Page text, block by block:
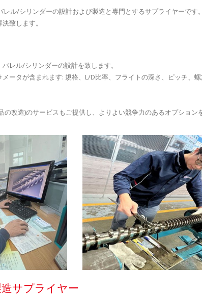
ル/シリンダーの設計および製造と専門とするサプライヤーです。
致します。
レル/シリンダーの設計を致します。
ータが含まれます: 規格、L/D比率、フライトの深さ、ピッチ、
改造)のサービスもご提供し、よりよい競争力のあるオプション
サプライヤー